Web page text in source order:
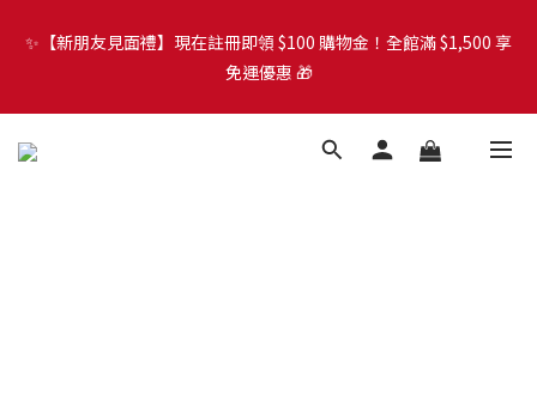
（petzoo.com.tw）將正式切換至本網站。立即了解升級資訊、
會員權益及常見問題 ＞
🐾 歡迎來到 PETZOO 新官網！8/5 起，官方網址